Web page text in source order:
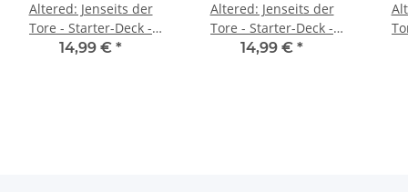
Altered: Jenseits der
Tore - Starter-Deck -
Muna
14,99 € *
Altered: Jenseits der
Tore - Starter-Deck -
Ordis
14,99 € *